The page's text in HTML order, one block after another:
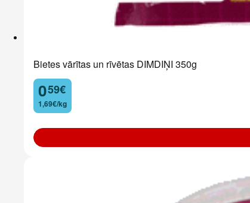
Bietes vārītas un rīvētas DIMDIŅI 350g
0
. 59€
1,69€/kg